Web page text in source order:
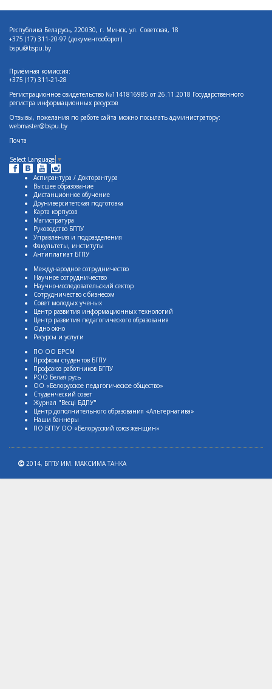
Республика Беларусь, 220030, г. Минск, ул. Советская, 18
+375 (17) 311-20-97 (документооборот)
bspu@bspu.by
Приёмная комиссия:
+375 (17) 311-21-28
Регистрационное свидетельство №1141816985 от 26.11.2018 Государственного
регистра информационных ресурсов
Отзывы, пожелания по работе сайта можно посылать администратору:
webmaster@bspu.by
Почта
Select Language ▼
Аспирантура / Докторантура
Высшее образование
Дистанционное обучение
Доуниверситетская подготовка
Карта корпусов
Магистратура
Руководство БГПУ
Управления и подразделения
Факультеты, институты
Антиплагиат БГПУ
Международное сотрудничество
Научное сотрудничество
Научно-исследовательский сектор
Сотрудничество с бизнесом
Совет молодых ученых
Центр развития информационных технологий
Центр развития педагогического образования
Одно окно
Ресурсы и услуги
ПО ОО БРСМ
Профком студентов БГПУ
Профсоюз работников БГПУ
РОО Белая русь
ОО «Белорусское педагогическое общество»
Студенческий совет
Журнал "Весцi БДПУ"
Центр дополнительного образования «Альтернатива»
Наши баннеры
ПО БГПУ ОО «Белорусский союз женщин»
2014, БГПУ ИМ. МАКСИМА ТАНКА